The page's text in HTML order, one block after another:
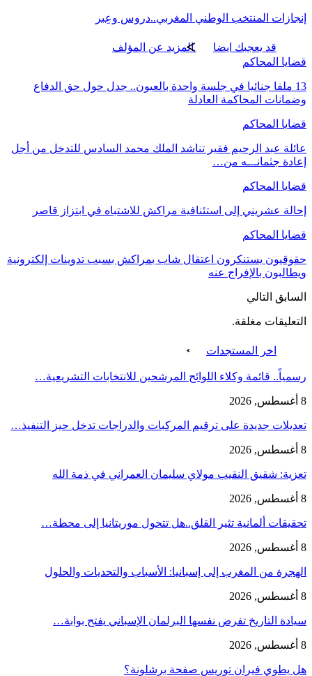
إنجازات المنتخب الوطني المغربي..دروس وعِبر
قد يعجبك ايضا
المزيد عن المؤلف
قضايا المحاكم
13 ملفا جنائيا في جلسة واحدة بالعيون.. جدل حول حق الدفاع
وضمانات المحاكمة العادلة
قضايا المحاكم
عائلة عبد الرحيم فقير تناشد الملك محمد السادس للتدخل من أجل
إعادة جثمانـ.ـه من…
قضايا المحاكم
إحالة عشريني إلى استئنافية مراكش للاشتباه في ابتزاز قاصر
قضايا المحاكم
حقوقيون يستنكرون اعتقال شاب بمراكش بسبب تدوينات إلكترونية
ويطالبون بالإفراج عنه
السابق التالي
التعليقات مغلقة.
اخر المستجدات
رسمياً.. قائمة وكلاء اللوائح المرشحين للانتخابات التشريعية…
8 أغسطس, 2026
تعديلات جديدة على ترقيم المركبات والدراجات تدخل حيز التنفيذ…
8 أغسطس, 2026
تعزية: شقيق النقيب مولاي سليمان العمراني في ذمة الله
8 أغسطس, 2026
تحقيقات ألمانية تثير القلق..هل تتحول موريتانيا إلى محطة…
8 أغسطس, 2026
الهجرة من المغرب إلى إسبانيا: الأسباب والتحديات والحلول
8 أغسطس, 2026
سيادة التاريخ تفرض نفسها البرلمان الإسباني يفتح بوابة…
8 أغسطس, 2026
هل يطوي فيران توريس صفحة برشلونة؟